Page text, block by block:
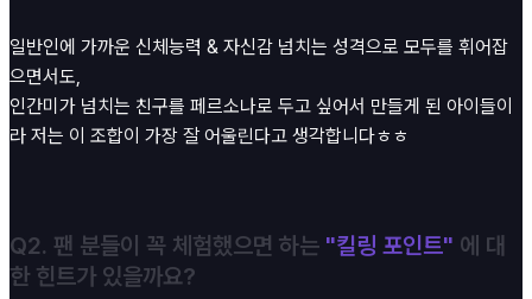
일반인에 가까운 신체능력 & 자신감 넘치는 성격으로 모두를 휘어잡
으면서도,
인간미가 넘치는 친구를 페르소나로 두고 싶어서 만들게 된 아이들이
라 저는 이 조합이 가장 잘 어울린다고 생각합니다ㅎㅎ
Q2. 팬 분들이 꼭 체험했으면 하는 "킬링 포인트" 에 대
한 힌트가 있을까요?